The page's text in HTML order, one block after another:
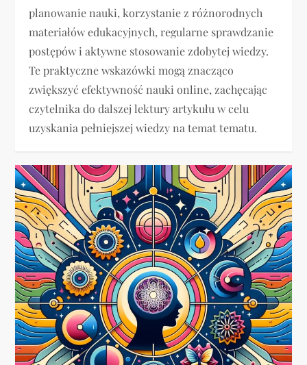
planowanie nauki, korzystanie z różnorodnych
materiałów edukacyjnych, regularne sprawdzanie
postępów i aktywne stosowanie zdobytej wiedzy.
Te praktyczne wskazówki mogą znacząco
zwiększyć efektywność nauki online, zachęcając
czytelnika do dalszej lektury artykułu w celu
uzyskania pełniejszej wiedzy na temat tematu.